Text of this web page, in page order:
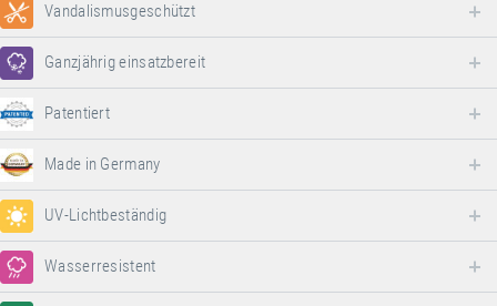
Vandalismusgeschützt
Ganzjährig einsatzbereit
Patentiert
Made in Germany
UV-Lichtbeständig
Wasserresistent